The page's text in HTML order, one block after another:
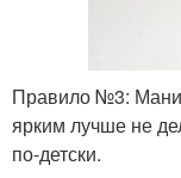
Правило №3:
ярким лучше не
по-детски.